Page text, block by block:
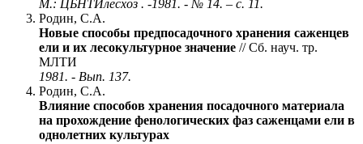
М.: ЦБНТИлесхоз . -1981. - № 14. – с. 11.
Родин, С.А.
Новые способы предпосадочного хранения саженцев
ели и их лесокультурное значение // Сб. науч. тр.
МЛТИ
1981. - Вып. 137.
Родин, С.А.
Влияние способов хранения посадочного материала
на прохождение фенологических фаз саженцами ели в
однолетних культурах